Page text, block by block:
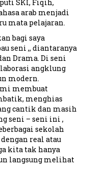
SKI, Fiqih,
arab menjadi
mata pelajaran.
bagi saya
seni ,, diantaranya
Drama. Di seni
angklung
modern.
membuat
menghias
cantik dan masih
seni – seni ini ,
sekolah
real atau
kita tak hanya
langsung melihat